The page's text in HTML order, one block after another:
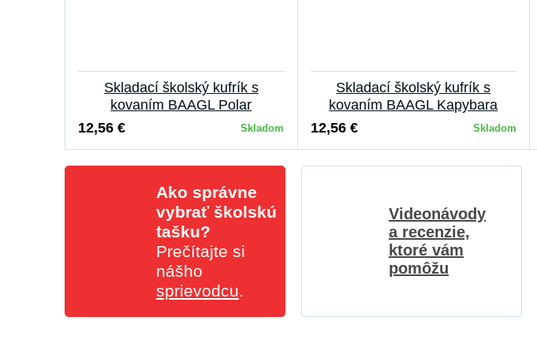
Skladací školský kufrík s
kovaním BAAGL Polar
12,56 €
Skladom
Skladací školský kufrík s
kovaním BAAGL Kapybara
12,56 €
Skladom
Ako správne
vybrať školskú
tašku?
Prečítajte si
nášho
sprievodcu.
Videonávody
a recenzie,
ktoré vám
pomôžu